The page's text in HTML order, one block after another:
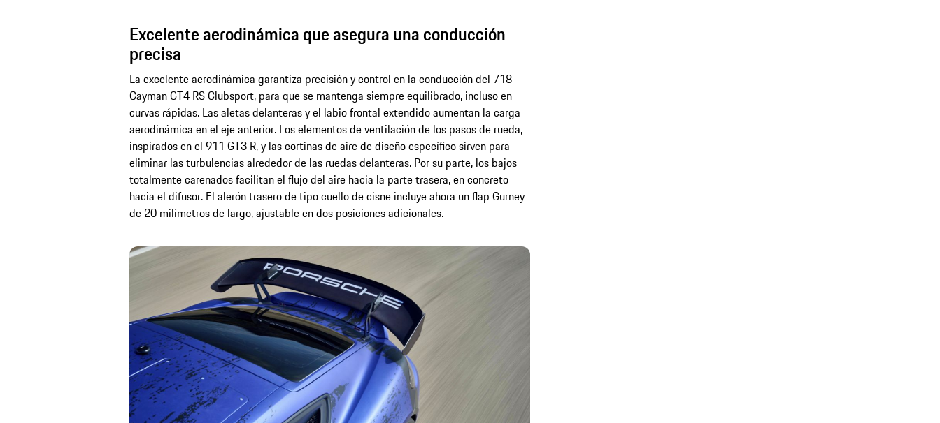
Excelente aerodinámica que asegura una conducción
precisa
La excelente aerodinámica garantiza precisión y control en la conducción del 718
Cayman GT4 RS Clubsport, para que se mantenga siempre equilibrado, incluso en
curvas rápidas. Las aletas delanteras y el labio frontal extendido aumentan la carga
aerodinámica en el eje anterior. Los elementos de ventilación de los pasos de rueda,
inspirados en el 911 GT3 R, y las cortinas de aire de diseño específico sirven para
eliminar las turbulencias alrededor de las ruedas delanteras. Por su parte, los bajos
totalmente carenados facilitan el flujo del aire hacia la parte trasera, en concreto
hacia el difusor. El alerón trasero de tipo cuello de cisne incluye ahora un flap Gurney
de 20 milímetros de largo, ajustable en dos posiciones adicionales.